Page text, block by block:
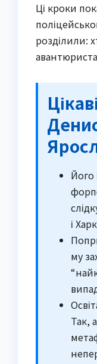
Ці кроки
розділили:
Його
і
му
Так,